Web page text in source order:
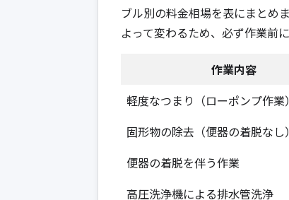
ブル別の料金相場を表にまとめ
よって変わるため、必ず作業前
作業内容
軽度なつまり（ローポンプ作業）
固形物の除去（便器の着脱なし）
便器の着脱を伴う作業
高圧洗浄機による排水管洗浄